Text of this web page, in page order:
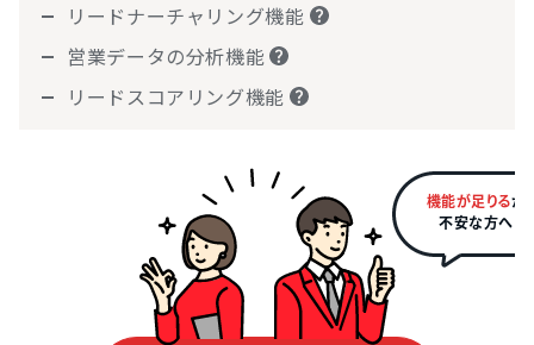
リードナーチャリング機能
営業データの分析機能
リードスコアリング機能
機能が足りるか
不安な方へ